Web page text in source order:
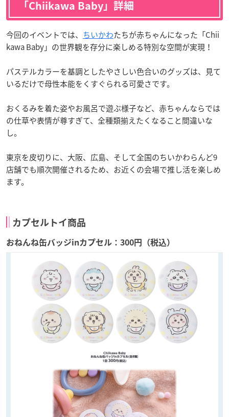
「Chiikawa Baby」詳細
今回のイベントでは、 ちいかわたちが赤ちゃんになった「Chii
kawa Baby」の世界観を存分に楽しめる特別な空間が実現！
パステルカラーを基調としたやさしい色合いのグッズは、見て
いるだけで母性本能をくすぐられる可愛さです。
おくるみを着た姿やお風呂で遊ぶ様子など、赤ちゃんならでは
の仕草や表情が尊すぎて、全種類揃えたくなること間違いな
し。
東京を皮切りに、大阪、広島、そして全国のちいかわらんど9
店舗でも順次開催されるため、お近くの会場で推し活を楽しめ
ます。
カプセルトイ商品
おねんね缶バッジinカプセル：300円（税込）